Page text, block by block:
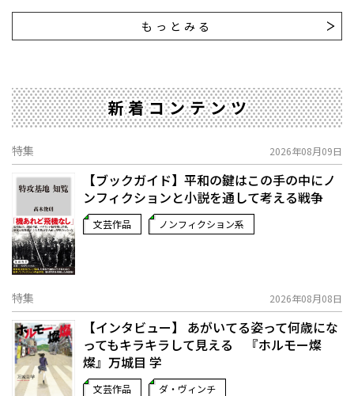
もっとみる
新着コンテンツ
特集 2026年08月09日
【ブックガイド】平和の鍵はこの手の中に――ノ
ンフィクションと小説を通して考える戦争
文芸作品 ノンフィクション系
特集 2026年08月08日
【インタビュー】 あがいてる姿って何歳にな
ってもキラキラして見える 『ホルモー燦
燦』万城目 学
文芸作品 ダ・ヴィンチ